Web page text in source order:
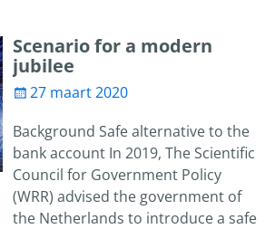
Scenario for a modern
jubilee
27 maart 2020
Background Safe alternative to the
bank account In 2019, The Scientific
Council for Government Policy
(WRR) advised the government of
the Netherlands to introduce a safe